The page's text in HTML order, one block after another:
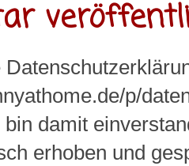
p/
damit
erhoben und